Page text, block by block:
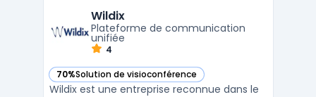
collaboration entre les équipes, les clients,
les parte ...
Wildix
Plateforme de communication
unifiée
4
70%Solution de visioconférence
— voir Wildix dans cette catégorie
Wildix est une entreprise reconnue dans le